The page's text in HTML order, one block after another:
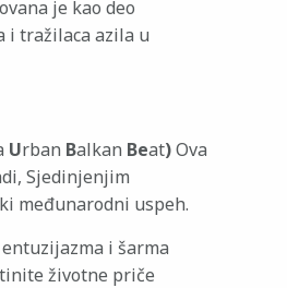
je kao deo
i tražilaca azila u
Urban Balkan Beat)Ova
Sjedinjenjim
međunarodni uspeh.
i šarma
životne priče